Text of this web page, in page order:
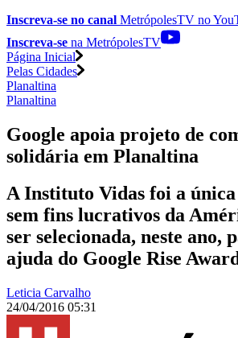
Inscreva-se no canal MetrópolesTV no
Inscreva-se na MetrópolesTV
Página Inicial
Pelas Cidades
Planaltina
Planaltina
Google apoia projeto de
solidária em Planaltina
A Instituto Vidas foi a
sem fins lucrativos da
ser selecionada, neste ano,
ajuda do Google Rise
Leticia Carvalho
24/04/2016 05:31